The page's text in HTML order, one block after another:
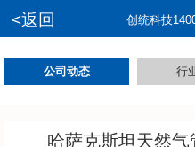
<返回 创统科技
公司动态 行
哈萨克斯坦天然